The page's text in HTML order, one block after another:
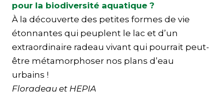
pour la biodiversité aquatique ?
À la découverte des petites formes de vie
étonnantes qui peuplent le lac et d’un
extraordinaire radeau vivant qui pourrait peut-
être métamorphoser nos plans d’eau
urbains !
Floradeau et HEPIA